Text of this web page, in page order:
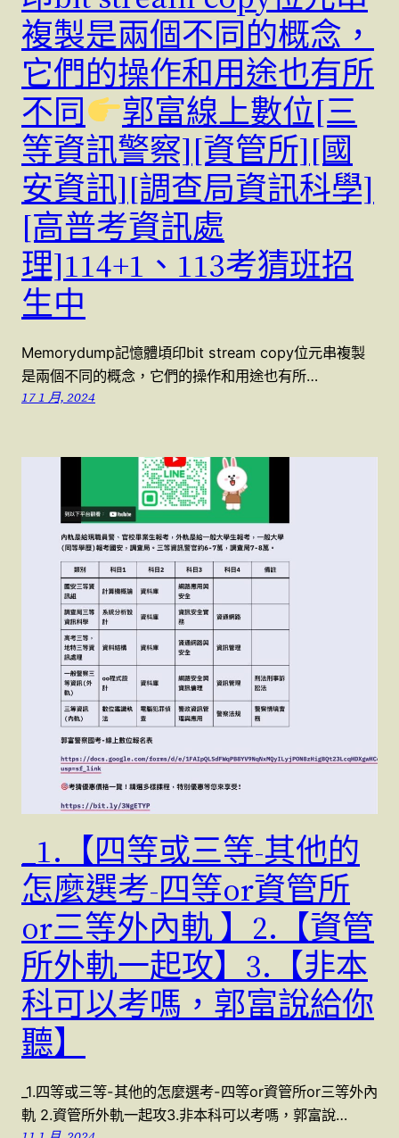
複製是兩個不同的概念，
它們的操作和用途也有所
不同
郭富線上數位[三
等資訊警察][資管所][國
安資訊][調查局資訊科學]
[高普考資訊處
理]114+1、113考猜班招
生中
Memorydump記憶體頃印bit stream copy位元串複製
是兩個不同的概念，它們的操作和用途也有所…
17 1 月, 2024
_1.【四等或三等-其他的
怎麼選考-四等or資管所
or三等外內軌 】2.【資管
所外軌一起攻】3.【非本
科可以考嗎，郭富說給你
聽】
_1.四等或三等-其他的怎麼選考-四等or資管所or三等外內
軌 2.資管所外軌一起攻3.非本科可以考嗎，郭富說…